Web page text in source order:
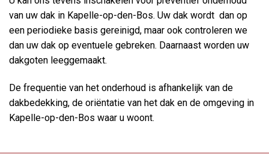
van uw dak in Kapelle-op-den-Bos. Uw dak wordt dan op
een periodieke basis gereinigd, maar ook controleren we
dan uw dak op eventuele gebreken. Daarnaast worden uw
dakgoten leeggemaakt.
De frequentie van het onderhoud is afhankelijk van de
dakbedekking, de oriëntatie van het dak en de omgeving in
Kapelle-op-den-Bos waar u woont.